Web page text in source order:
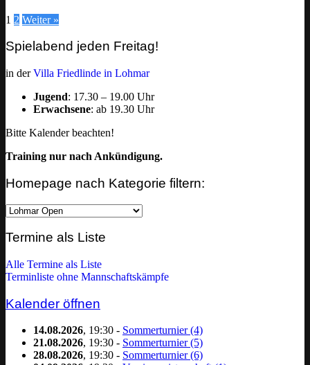
1 2 Weiter »
Spielabend jeden Freitag!
in derVilla Friedlinde in Lohmar
Jugend: 17.30 – 19.00 Uhr
Erwachsene: ab 19.30 Uhr
Bitte Kalender beachten!
Training nur nach Ankündigung.
Homepage nach Kategorie filtern:
Homepage
Kategorie
Termine als Liste
Alle Termine als Liste
Terminliste ohne Mannschaftskämpfe
Kalender öffnen
14.08.2026, 19:30 - Sommerturnier (4)
21.08.2026, 19:30 - Sommerturnier (5)
28.08.2026, 19:30 - Sommerturnier (6)